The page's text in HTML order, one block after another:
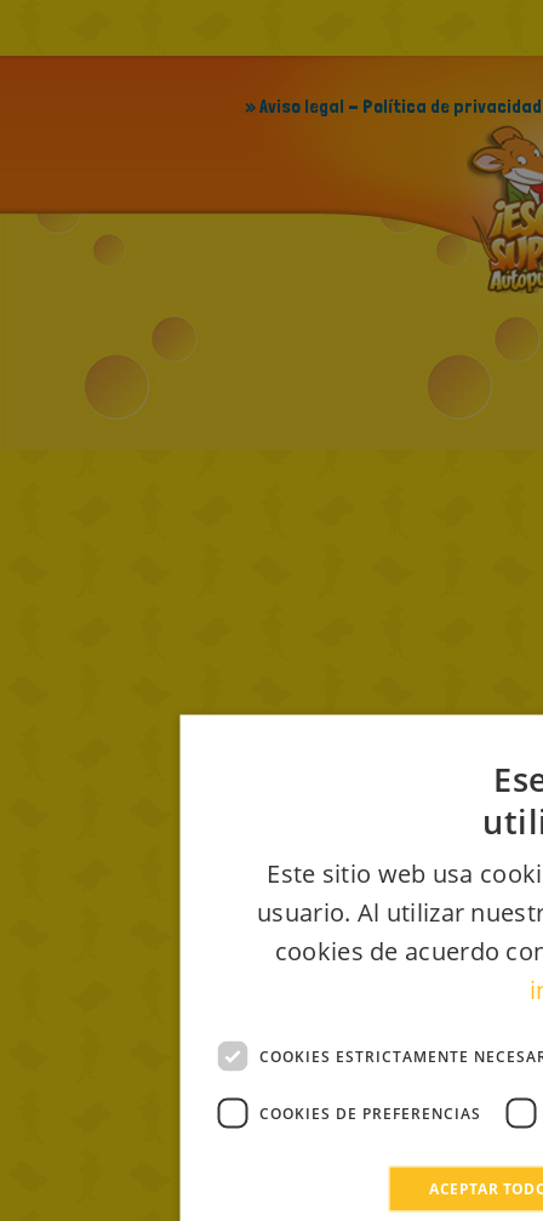
» Aviso legal - Política de privacidad
Este sitio web usa
usuario. Al utilizar
cookies de acuerdo
COOKIES ESTRICTAMENTE
COOKIES DE PREFERENCIAS
ACEPTAR